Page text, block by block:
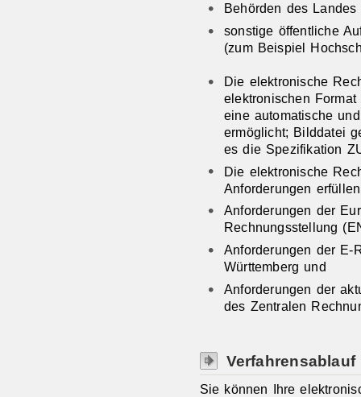
Behörden des Landes
sonstige öffentliche
(zum Beispiel
Die elektronische
elektronischen
eine automatische
ermöglicht; Bilddatei
es die Spezifikation
Die elektronische
Anforderungen
Anforderungen der
Rechnungsstellung
Anforderungen der E-
Württemberg und
Anforderungen der
des Zentralen
Verfahrensablauf
Sie können Ihre